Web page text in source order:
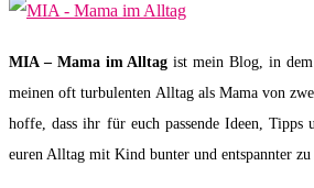
MIA – Mama im Alltag ist mein Blog, in
meinen oft turbulenten Alltag als Mama von
hoffe, dass ihr für euch passende Ideen, Tipps
euren Alltag mit Kind bunter und entspannter zu